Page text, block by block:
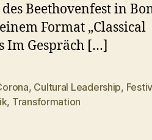
Beethovenfest in
Format „Classical
Im Gespräch […]
, Cultural Leadership,
, Transformation